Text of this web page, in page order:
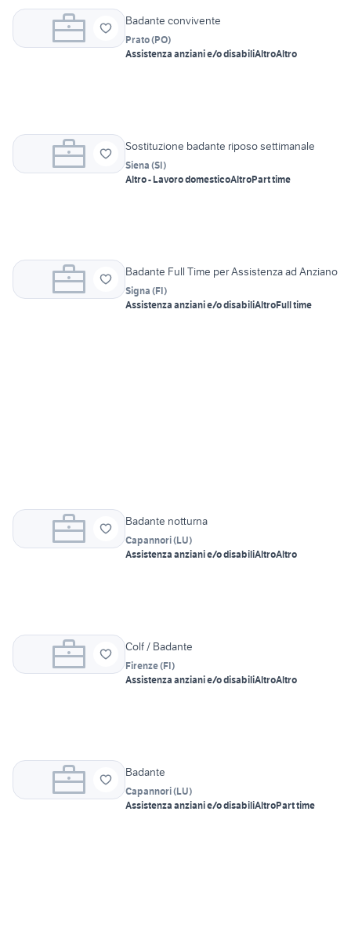
Badante convivente
Prato(PO)
Assistenza anziani e/o disabiliAltroAltro
Sostituzione badante riposo settimanale
Siena (SI)
Altro - Lavoro domesticoAltroPart time
Badante Full Time per Assistenza ad Anziano
Signa (FI)
Assistenza anziani e/o disabiliAltroFull time
Badante notturna
Capannori(LU)
Assistenza anziani e/o disabiliAltroAltro
Colf / Badante
Firenze(FI)
Assistenza anziani e/o disabiliAltroAltro
Badante
Capannori(LU)
Assistenza anziani e/o disabiliAltroPart time